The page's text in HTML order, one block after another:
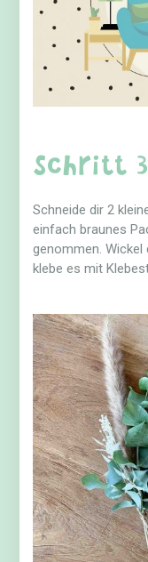
Schritt 3
Schneide dir 2
einfach braunes
genommen. Wickel
klebe es mit